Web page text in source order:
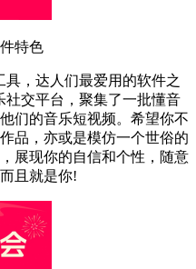
特色
具，达人们最爱用的软件之
社交平台，聚集了一批懂音
们的音乐短视频。希望你不
品，亦或是模仿一个世俗的
展现你的自信和个性，随意
且就是你!